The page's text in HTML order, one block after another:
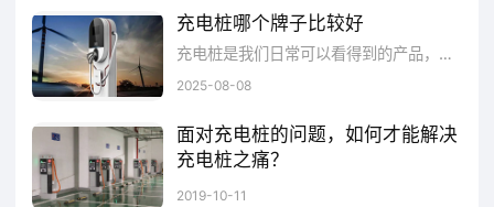
各有各的优点，如果是新建设的小区，直接规
划直流充电桩即可，如果有老旧小区，就采用
充电需求，也不会对小区变压器造成很大的负
荷。
充电桩哪个牌子比较好
充电桩是我们日常可以看得到的产品，品牌也有很多。当然并不见得每个充电桩品牌都合适自己。因为市面上充电桩的品牌也是五花八门的，那到底选择什么样的品牌比较好呢?在这里经过网友投票等条件选出了比较好的比较好品牌。
2025-08-08
面对充电桩的问题，如何才能解决
充电桩之痛？
2019-10-11